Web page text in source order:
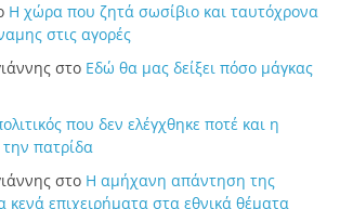
Η χώρα που ζητά σωσίβιο και ταυτόχρονα
στις αγορές
στο Εδώ θα μας δείξει πόσο μάγκας
που δεν ελέγχθηκε ποτέ και η
την πατρίδα
στο Η αμήχανη απάντηση της
κενά επιχειρήματα στα εθνικά θέματα